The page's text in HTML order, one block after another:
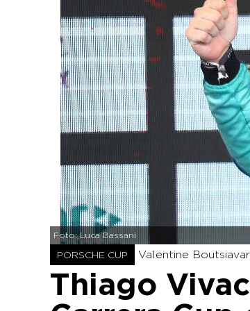
Foto: Luca Bassani
PORSCHE CUP Valentine
Thiago